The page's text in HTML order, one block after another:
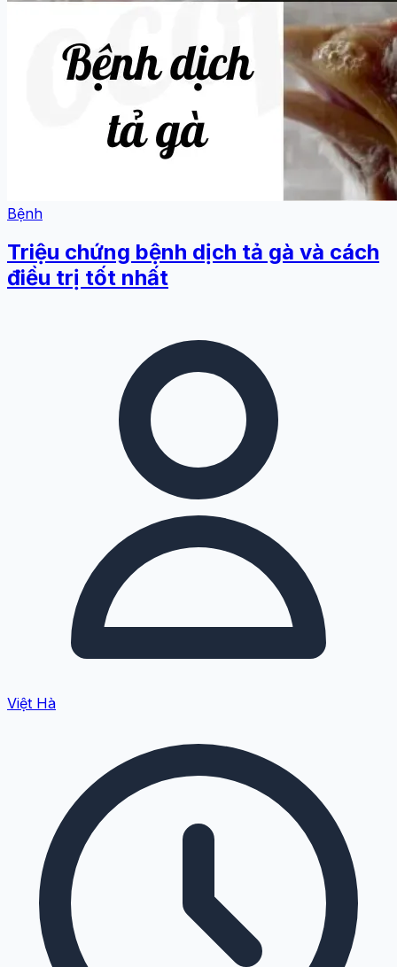
Bệnh
Triệu chứng bệnh dịch tả gà và cách
điều trị tốt nhất
Việt Hà